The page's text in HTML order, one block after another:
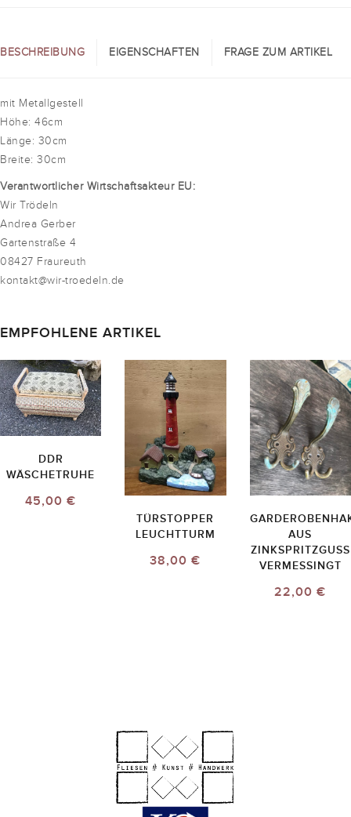
BESCHREIBUNG EIGENSCHAFTEN FRAGE ZUM ARTIKEL
mit Metallgestell
Höhe: 46cm
Länge: 30cm
Breite: 30cm
Verantwortlicher Wirtschaftsakteur EU:
Wir Trödeln
Andrea Gerber
Gartenstraße 4
08427 Fraureuth
kontakt@wir-troedeln.de
EMPFOHLENE ARTIKEL
DDR
WÄSCHETRUHE
45,00 €
TÜRSTOPPER
LEUCHTTURM
38,00 €
AUS
ZINKSPRITZGUSS
VERMESSINGT
22,00 €